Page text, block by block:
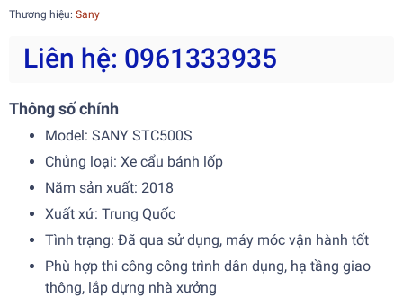
Thương hiệu: Sany
Liên hệ: 0961333935
Thông số chính
Model: SANY STC500S
Chủng loại: Xe cẩu bánh lốp
Năm sản xuất: 2018
Xuất xứ: Trung Quốc
Tình trạng: Đã qua sử dụng, máy móc vận hành tốt
Phù hợp thi công công trình dân dụng, hạ tầng giao
thông, lắp dựng nhà xưởng